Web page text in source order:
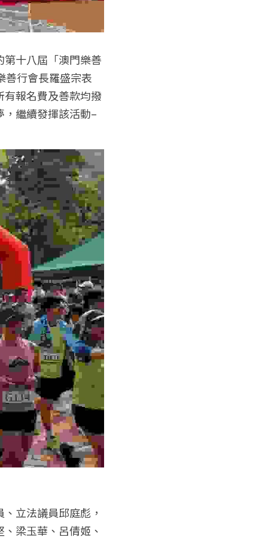
十八屆「澳門樂善
善行會長羅盛宗表
報名費及善款均撥
繼續發揮該活動–
立法議員邱庭彪，
梁玉華、呂倩姬、